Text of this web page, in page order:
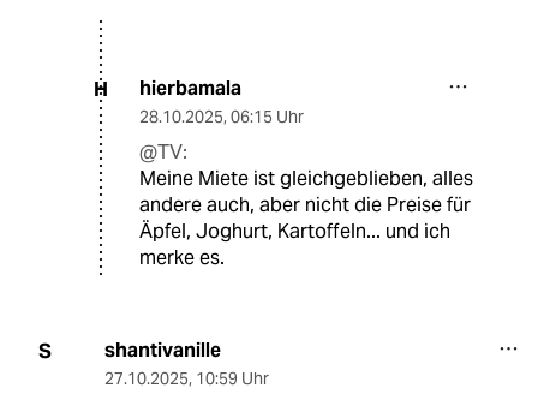
H hierbamala
28.10.2025, 06:15 Uhr
@TV:
Meine Miete ist gleichgeblieben, alles
andere auch, aber nicht die Preise für
Äpfel, Joghurt, Kartoffeln... und ich
merke es.
S shantivanille
27.10.2025, 10:59 Uhr